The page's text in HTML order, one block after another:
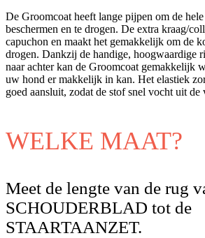
De Groomcoat heeft lange pijpen om de
beschermen en te drogen. De extra kraag/
capuchon en maakt het gemakkelijk om de
drogen. Dankzij de handige, hoogwaardige
naar achter kan de Groomcoat gemakkelijk
uw hond er makkelijk in kan. Het elastiek
goed aansluit, zodat de stof snel vocht uit de
WELKE MAAT?
Meet de lengte van de rug
SCHOUDERBLAD tot de
STAARTAANZET.